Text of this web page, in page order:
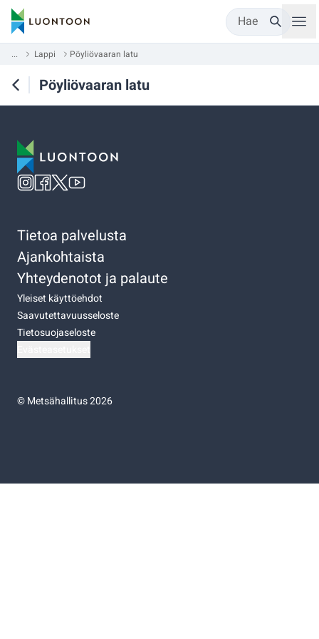
Hae
... Lappi Pöyliövaaran latu
Pöyliövaaran latu
Tietoa palvelusta
Ajankohtaista
Yhteydenotot ja palaute
Yleiset käyttöehdot
Saavutettavuusseloste
Tietosuojaseloste
©Metsähallitus 2026